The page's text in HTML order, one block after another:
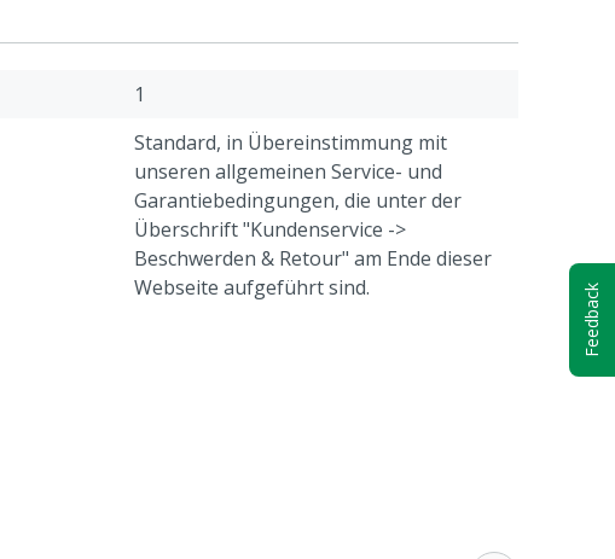
1
Standard, in Übereinstimmung mit
unseren allgemeinen Service- und
Garantiebedingungen, die unter der
Überschrift "Kundenservice ->
Beschwerden & Retour" am Ende dieser
Webseite aufgeführt sind.
Feedback